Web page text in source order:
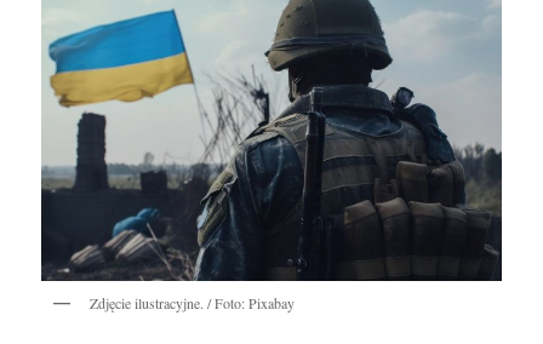
Zdjęcie ilustracyjne. / Foto: Pixabay